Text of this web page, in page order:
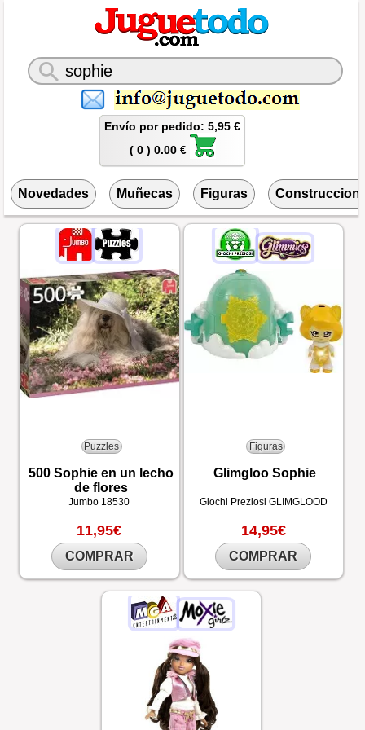
Envío por pedido: 5,95 €
( 0 ) 0.00 €
Novedades Muñecas Figuras
Puzzles
500 Sophie en un lecho
de flores
Jumbo 18530
11,95€
COMPRAR
Figuras
Glimgloo Sophie
Giochi Preziosi GLIMGLOOD
14,95€
COMPRAR